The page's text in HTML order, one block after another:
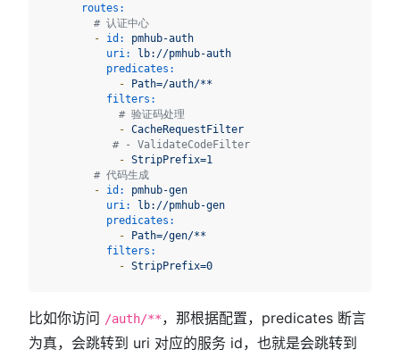
routes:
# 认证中心
-
id:
pmhub-auth
uri:
lb://pmhub-auth
predicates:
-
Path=/auth/**
filters:
# 验证码处理
- CacheRequestFilter
# - ValidateCodeFilter
- StripPrefix=1
# 代码生成
-
id:
pmhub-gen
uri:
lb://pmhub-gen
predicates:
-
Path=/gen/**
filters:
- StripPrefix=0
比如你访问 /auth/**，那根据配置，predicates 断言
为真，会跳转到 uri 对应的服务 id，也就是会跳转到